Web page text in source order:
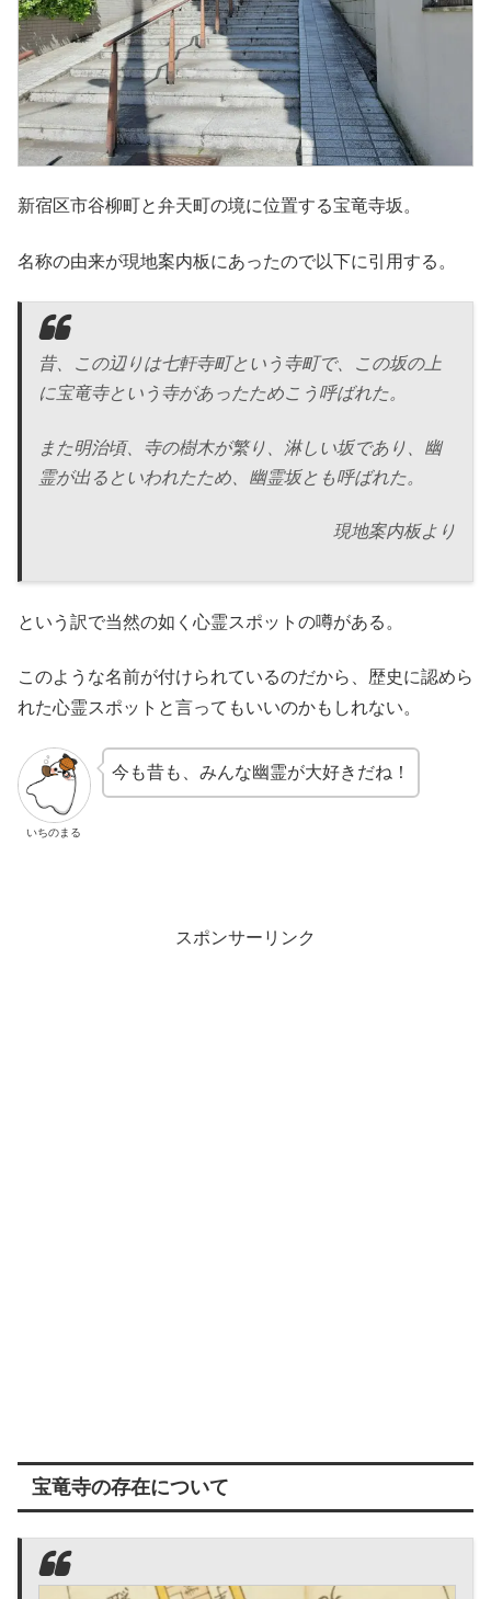
新宿区市谷柳町と弁天町の境に位置する宝竜寺坂。
名称の由来が現地案内板にあったので以下に引用する。
昔、この辺りは七軒寺町という寺町で、この坂の上
に宝竜寺という寺があったためこう呼ばれた。
また明治頃、寺の樹木が繁り、淋しい坂であり、幽
霊が出るといわれたため、幽霊坂とも呼ばれた。
現地案内板より
という訳で当然の如く心霊スポットの噂がある。
このような名前が付けられているのだから、歴史に認めら
れた心霊スポットと言ってもいいのかもしれない。
いちのまる
今も昔も、みんな幽霊が大好きだね！
スポンサーリンク
宝竜寺の存在について